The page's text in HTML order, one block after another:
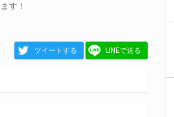
す！
ツイートする LINEで送る